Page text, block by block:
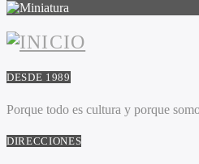
DESDE 1989
Porque todo es cultura y porque
DIRECCIONES